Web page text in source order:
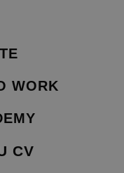
WORK
CV